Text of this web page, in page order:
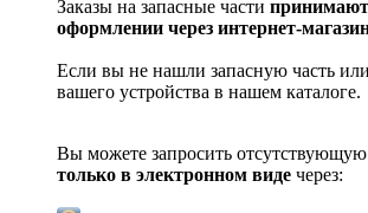
Заказы на запасные части
оформлении через интернет-
Если вы не нашли запасную часть или
вашего устройства в нашем каталоге.
Вы можете запросить отсутствующую
только в электронном виде через: